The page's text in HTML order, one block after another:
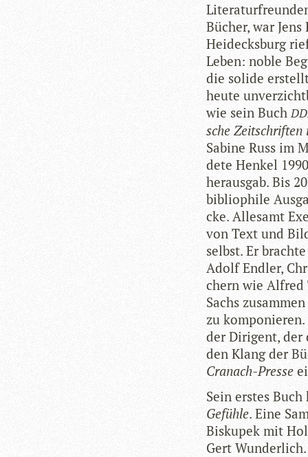
Bücher, war
Hei­decks­burg
Leben: noble
die solide
heute
wie sein Buch
sche Zeit­schrif­ten
Sabine Russ im
dete Hen­kel
her­aus­gab. Bis
biblio­phile
cke. Alle­samt
von Text und
selbst. Er
Adolf End­ler,
chern wie Alfred
Sachs
zu kom­po­nie­ren.
der Diri­gent, der
den Klang der
Cra­nach-Presse
Sein ers­tes
Gefühle. Eine
Bis­ku­pek mit
Gert